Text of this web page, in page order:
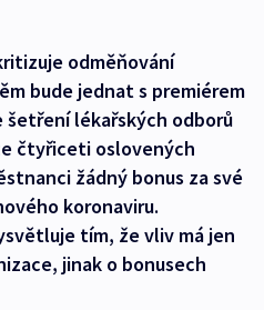
odměňování
bude jednat s premiérem
šetření lékařských odborů
čtyřiceti oslovených
žádný bonus za své
koronaviru.
tím, že vliv má jen
jinak o bonusech